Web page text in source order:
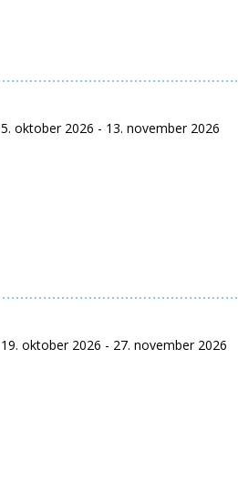
5. oktober 2026 - 13. november 2026
19. oktober 2026 - 27. november 2026